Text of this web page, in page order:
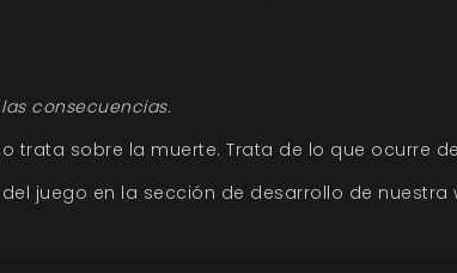
consecuencias.
trata sobre la muerte. Trata de lo que ocurre
juego en la sección de desarrollo de nuestra